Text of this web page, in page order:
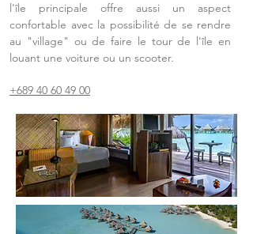
l'île principale offre aussi un aspect
confortable avec la possibilité de se rendre
au "village" ou de faire le tour de l'île en
louant une voiture ou un scooter.
+689 40 60 49 00